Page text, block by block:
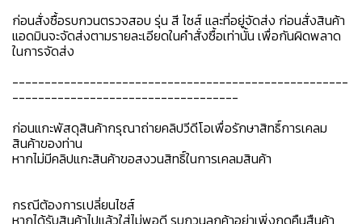
ก่อนสั่งซื้อรบกวนตรวจสอบ รุ่น สี ไซส์ และที่อยู่จัดส่ง ก่อนสั่งสินค้า
แอดมินจะจัดส่งตามรายละเอียดในคำสั่งซื้อเท่านั้น เพื่อกันผิดพลาด
ในการจัดส่ง
----------------------------------------------------
-----------------------------------
ก่อนแกะพัสดุสินค้ากรุณาถ่ายคลิปวีดีโอเพื่อรักษาสิทธิ์การเคลม
สินค้าของท่าน
หากไม่มีคลิปแกะสินค้าขอสงวนสิทธิ์ในการเคลมสินค้า
กรณีต้องการเปลี่ยนไซส์
หากได้รับสินค้าไปแล้วใส่ไม่พอดี รบกวนลูกค้าอย่าเพิ่งกดคืนสืนค้า